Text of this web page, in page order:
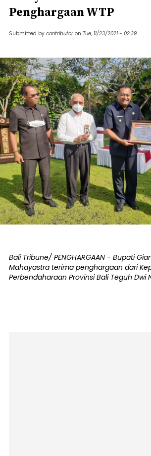
Penghargaan WTP
Submitted by contributor on Tue, 11/23/2021 - 02:39
Bali Tribune/ PENGHARGAAN - Bupati
Mahayastra terima penghargaan dari
Perbendaharaan Provinsi Bali Teguh Dwi